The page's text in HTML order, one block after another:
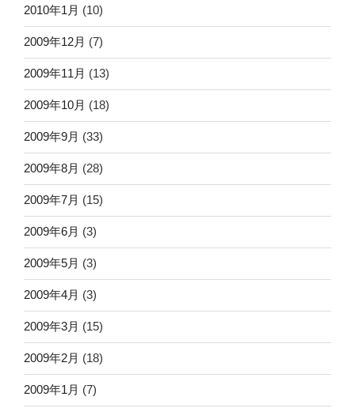
2010年1月 (10)
2009年12月 (7)
2009年11月 (13)
2009年10月 (18)
2009年9月 (33)
2009年8月 (28)
2009年7月 (15)
2009年6月 (3)
2009年5月 (3)
2009年4月 (3)
2009年3月 (15)
2009年2月 (18)
2009年1月 (7)